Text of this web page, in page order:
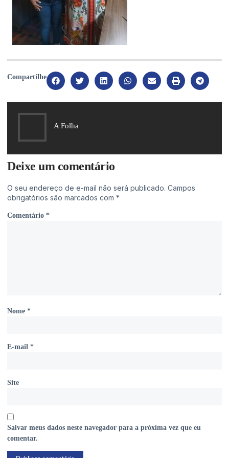
Compartilhe
A Folha
Deixe um comentário
O seu endereço de e-mail não será publicado. Campos
obrigatórios são marcados com *
Comentário *
Nome *
E-mail *
Site
Salvar meus dados neste navegador para a próxima vez que eu
comentar.